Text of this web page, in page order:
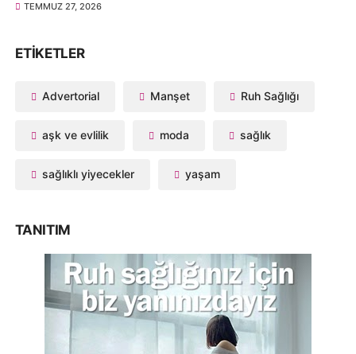
TEMMUZ 27, 2026
ETIKETLER
Advertorial Manşet Ruh Sağlığı
aşk ve evlilik moda sağlık
sağlıklı yiyecekler yaşam
TANITIM